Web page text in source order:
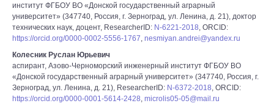
институт ФГБОУ ВО «Донской государственный аграрный
университет» (347740, Россия, г. Зерноград, ул. Ленина, д. 21), доктор
технических наук, доцент, ResearcherID: N-6221-2018, ORCID:
https://orcid.org/0000-0002-5556-1767, nesmiyan.andrei@yandex.ru
Колесник Руслан Юрьевич
аспирант, Азово-Черноморский инженерный институт ФГБОУ ВО
«Донской государственный аграрный университет» (347740, Россия, г.
Зерноград, ул. Ленина, д. 21), ResearcherID: N-6372-2018, ORCID:
https://orcid.org/0000-0001-5614-2428, microlis05-05@mail.ru